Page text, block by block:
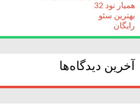
همیار نود 32
بهترین سئو
رایگان
آخرین دیدگاه‌ها